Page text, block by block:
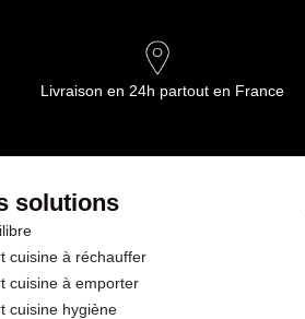
Livraison en 24h partout en France
solutions
cuisine à réchauffer
cuisine à emporter
cuisine hygiène